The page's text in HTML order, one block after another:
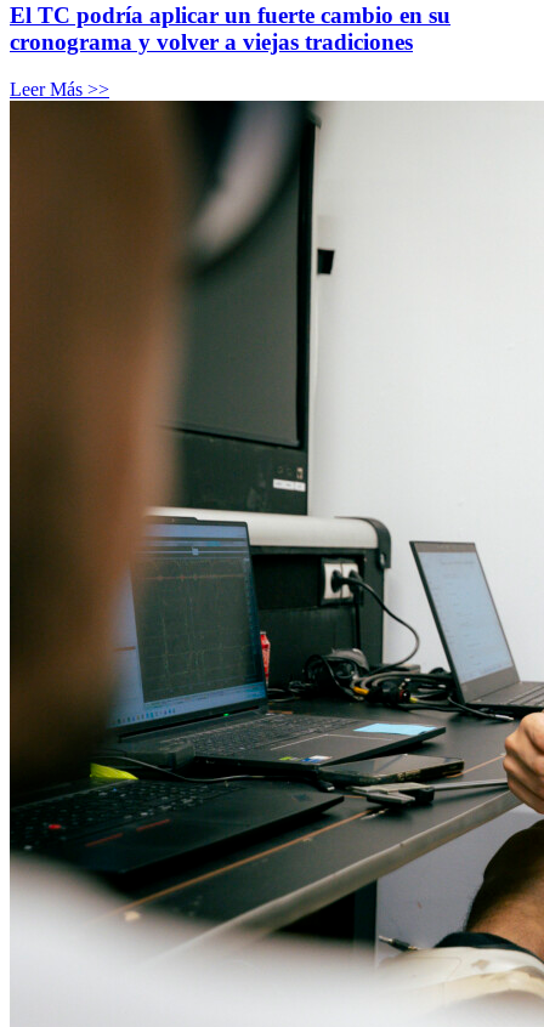
El TC podría aplicar un fuerte cambio en su
cronograma y volver a viejas tradiciones
Leer Más >>